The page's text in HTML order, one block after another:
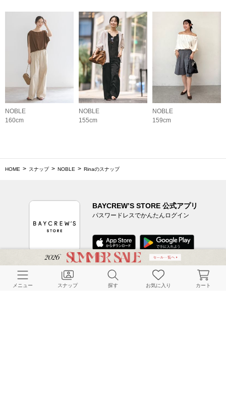
NOBLE
160cm
NOBLE
155cm
NOBLE
159cm
HOME スナップ NOBLE Rinaのスナップ
BAYCREW’S STORE 公式アプリ
パスワードレスでかんたんログイン
CUSTOMER SERVICE
メニュー スナップ 探す お気に入り カート